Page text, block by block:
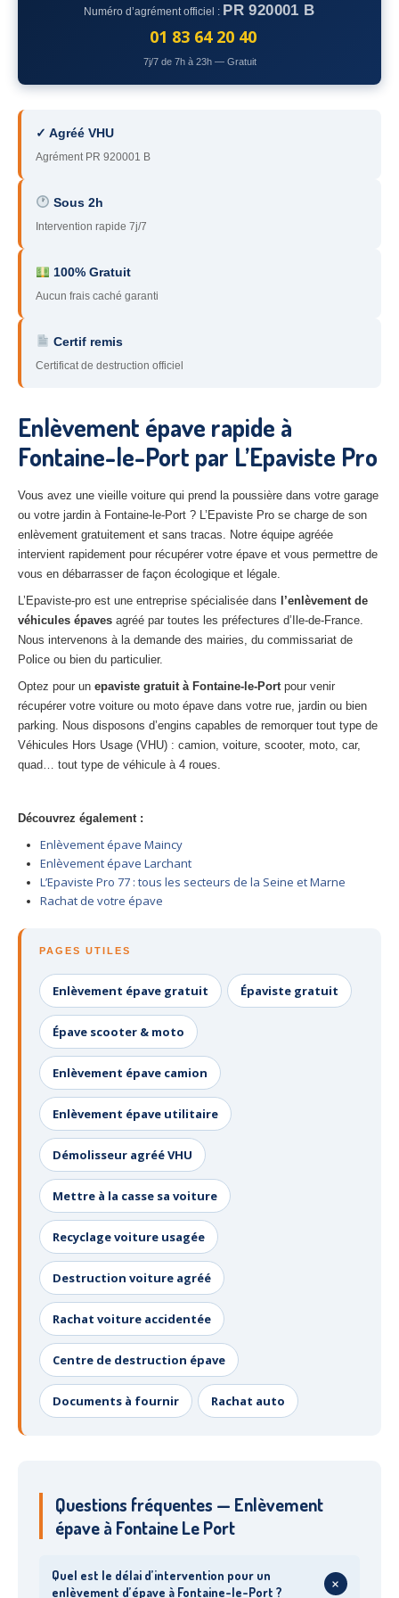
– Yvelines
– Hauts-de-Seine
93– Seine-Saint-Denis
94 – Val-de-Marne
95– Val d’Oise
91 – Essonne
– Yonne
60 – Oise
45 – Loiret
10– Aube
– Aisne
Tousles secteurs
CENTRE VHU AGRÉE
Centreagréé VHU Paris 75 : casse auto avec destruction
Centreagréé VHU 77 : casse auto avec destruction
agréé VHU 78 : casse auto avec destruction
Centreagréé VHU 91 : casse auto avec destruction
Centreagréé VHU 92 : casse auto avec destruction
Centreagréé VHU 94 : casse auto avec destruction
Centreagréé VHU 95 : casse auto avec destruction
DOCUMENTSÀ JOINDRE
CONTACT
01 83 64 20 40
Numéro d’agrément officiel : PR 920001 B
01 83 64 20 40
7j/7 de 7h à 23h — Gratuit
✓ Agréé VHU
Agrément PR 920001 B
Sous 2h
Intervention rapide 7j/7
100% Gratuit
Aucun frais caché garanti
Certif remis
Certificat de destruction officiel
Enlèvement épave rapide à
Fontaine-le-Port par L’Epaviste Pro
Vous avez une vieille voiture qui prend la poussière dans votre garage
ou votre jardin à Fontaine-le-Port ? L’Epaviste Pro se charge de son
enlèvement gratuitement et sans tracas. Notre équipe agréée
intervient rapidement pour récupérer votre épave et vous permettre de
vous en débarrasser de façon écologique et légale.
L’Epaviste-pro est une entreprise spécialisée dans
l’enlèvement de
véhicules épaves agréé par toutes les préfectures d’Ile-de-France.
Nous intervenons à la demande des mairies, du commissariat de
Police ou bien du particulier.
Optez pour un epaviste gratuit à Fontaine-le-Portpour venir
récupérer votre voiture ou moto épave dans votre rue, jardin ou bien
parking. Nous disposons d’engins capables de remorquer tout type de
Véhicules Hors Usage (VHU) : camion, voiture, scooter, moto, car,
quad… tout type de véhicule à 4 roues.
Découvrez également :
Enlèvement épave Maincy
Enlèvement épave Larchant
L’Epaviste Pro 77 : tous les secteurs de la Seine et Marne
Rachat de votre épave
PAGES UTILES
Enlèvement épave gratuit Épaviste gratuit
Épave scooter & moto
Enlèvement épave camion
Enlèvement épave utilitaire
Démolisseur agréé VHU
Mettre à la casse sa voiture
Recyclage voiture usagée
Destruction voiture agréé
Rachat voiture accidentée
Centre de destruction épave
Documents à fournir Rachat auto
Questions fréquentes — Enlèvement
épave à Fontaine Le Port
Quel est le délai d’intervention pour un
enlèvement d’épave à Fontaine-le-Port ?
+